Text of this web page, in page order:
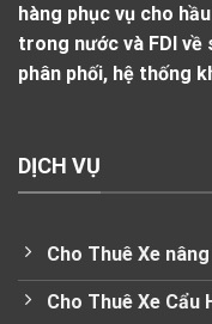
hàng phục vụ cho
trong nước và FDI về
phân phối, hệ thống
DỊCH VỤ
Cho Thuê Xe
Cho Thuê Xe Cẩu